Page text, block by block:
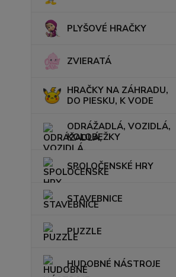
PLYŠOVÉ HRAČKY
ZVIERATÁ
HRAČKY NA ZÁHRADU,
DO PIESKU, K VODE
ODRÁŽADLÁ, VOZIDLÁ,
KOLOBEŽKY
SPOLOČENSKÉ HRY
STAVEBNICE
PUZZLE
HUDOBNÉ NÁSTROJE